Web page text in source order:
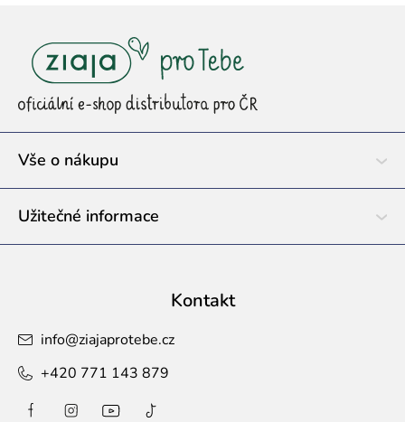
t
Vše o nákupu
Užitečné informace
Kontakt
info@ziajaprotebe.cz
+420 771 143 879